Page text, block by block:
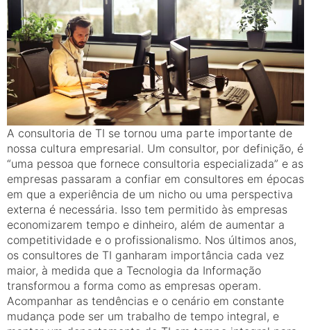
A consultoria de TI se tornou uma parte importante de
nossa cultura empresarial. Um consultor, por definição, é
“uma pessoa que fornece consultoria especializada” e as
empresas passaram a confiar em consultores em épocas
em que a experiência de um nicho ou uma perspectiva
externa é necessária. Isso tem permitido às empresas
economizarem tempo e dinheiro, além de aumentar a
competitividade e o profissionalismo. Nos últimos anos,
os consultores de TI ganharam importância cada vez
maior, à medida que a Tecnologia da Informação
transformou a forma como as empresas operam.
Acompanhar as tendências e o cenário em constante
mudança pode ser um trabalho de tempo integral, e